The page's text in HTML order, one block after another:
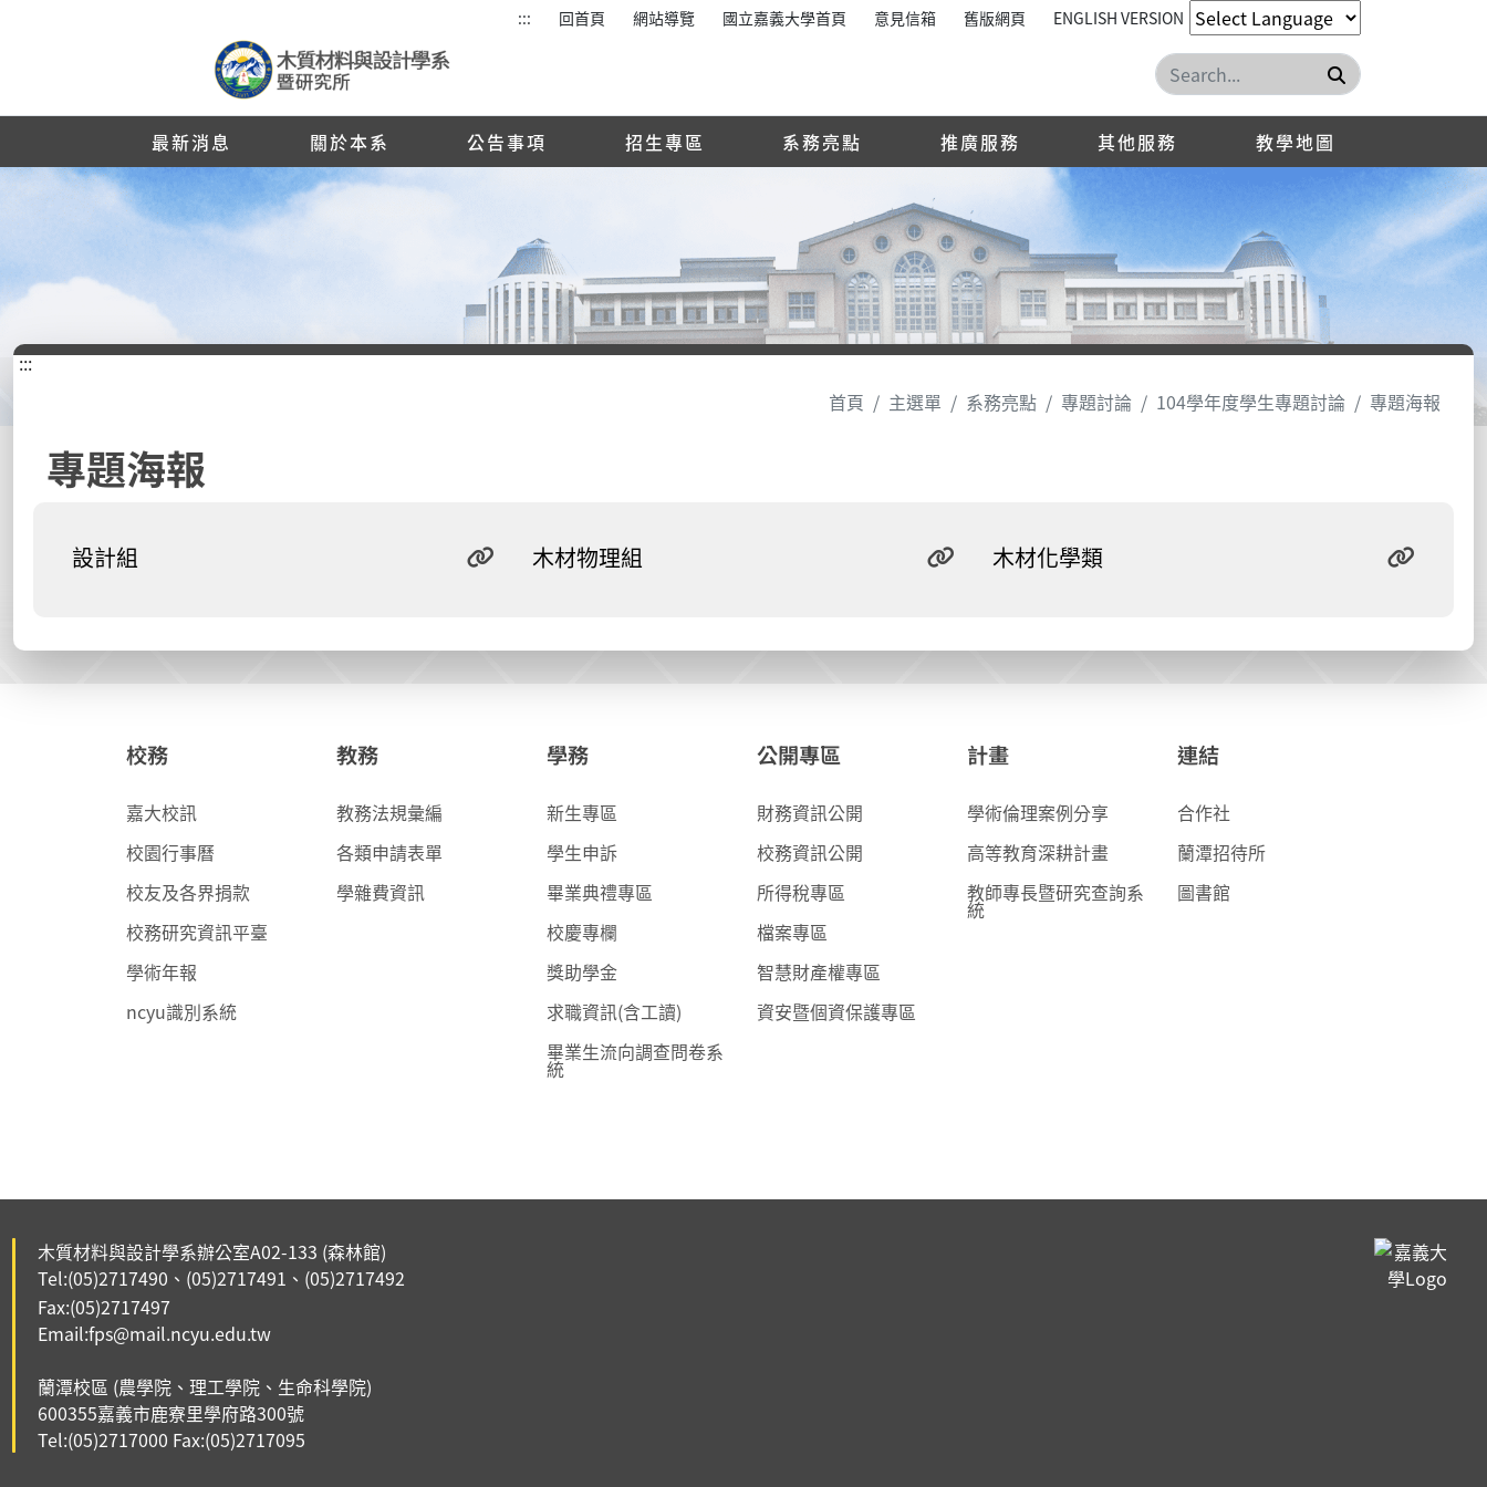
::: 回首頁 網站導覽 國立嘉義大學首頁 意見信箱 舊版網頁 ENGLISH VERSION
搜尋
最新消息 關於本系 公告事項 招生專區 系務亮點 推廣服務 其他服務 教學地圖
:::
首頁
主選單 系務亮點 專題討論 104學年度學生專題討論 專題海報
專題海報
設計組 木材物理組 木材化學類
校務
嘉大校訊
校園行事曆
校友及各界捐款
校務研究資訊平臺
學術年報
ncyu識別系統
教務
教務法規彙編
各類申請表單
學雜費資訊
學務
新生專區
學生申訴
畢業典禮專區
校慶專欄
獎助學金
求職資訊(含工讀)
畢業生流向調查問卷系
統
公開專區
財務資訊公開
校務資訊公開
所得稅專區
檔案專區
智慧財產權專區
資安暨個資保護專區
計畫
學術倫理案例分享
高等教育深耕計畫
教師專長暨研究查詢系
統
連結
合作社
蘭潭招待所
圖書館
木質材料與設計學系辦公室A02-133 (森林館)
Tel:(05)2717490 、 (05)2717491、 (05)2717492
Fax:(05)2717497
Email:fps@mail.ncyu.edu.tw
蘭潭校區 (農學院、理工學院、生命科學院)
600355嘉義市鹿寮里學府路300號
Tel:(05)2717000 Fax:(05)2717095